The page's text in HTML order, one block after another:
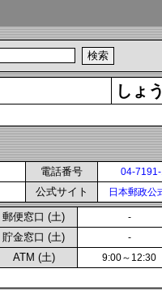
しょ
電話番号 04-
公式サイト 日本郵政公
郵便窓口 (土) -
貯金窓口 (土) -
ATM (土) 9:00～12:30